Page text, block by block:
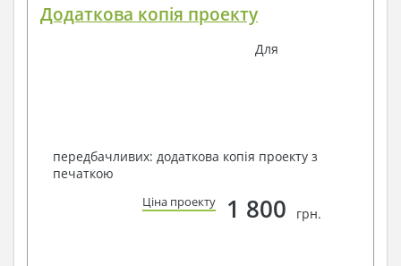
Додаткова копія проекту
Для
передбачливих: додаткова копія проекту з
печаткою
Ціна проекту 1 800 грн.